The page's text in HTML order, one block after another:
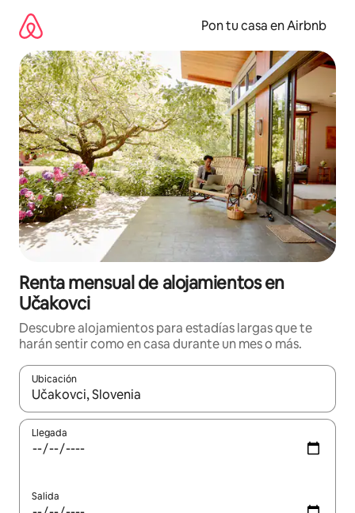
contenido
Pon tu casa en Airbnb
Renta mensual de alojamientos en
Učakovci
Descubre alojamientos para estadías largas que te
harán sentir como en casa durante un mes o más.
Ubicación
Cuando los resultados estén disponibles, navega con las
Llegada
Salida